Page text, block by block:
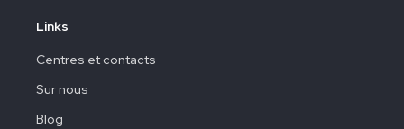
Links
Centres et contacts
Sur nous
Blog